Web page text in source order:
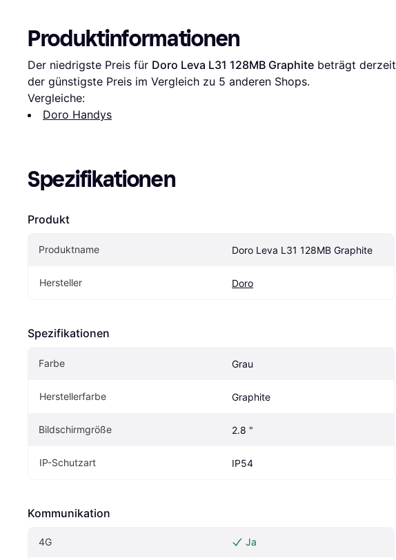
Produktinformationen
Der niedrigste Preis für Doro Leva L31 128MB Graphite beträgt derzeit
der günstigste Preis im Vergleich zu 5 anderen Shops.
Vergleiche:
Doro Handys
Spezifikationen
Produkt
Produktname Doro Leva L31 128MB Graphite
Hersteller Doro
Spezifikationen
Farbe Grau
Herstellerfarbe Graphite
Bildschirmgröße 2.8 "
IP-Schutzart IP54
Kommunikation
4G Ja